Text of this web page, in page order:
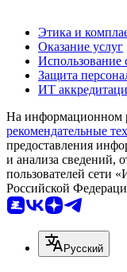
Этика и
Оказание услуг
Использование
Защита
ИТ
На информационном
рекомендательные
предоставления
и анализа сведений,
пользователей сети
Российской
Русский